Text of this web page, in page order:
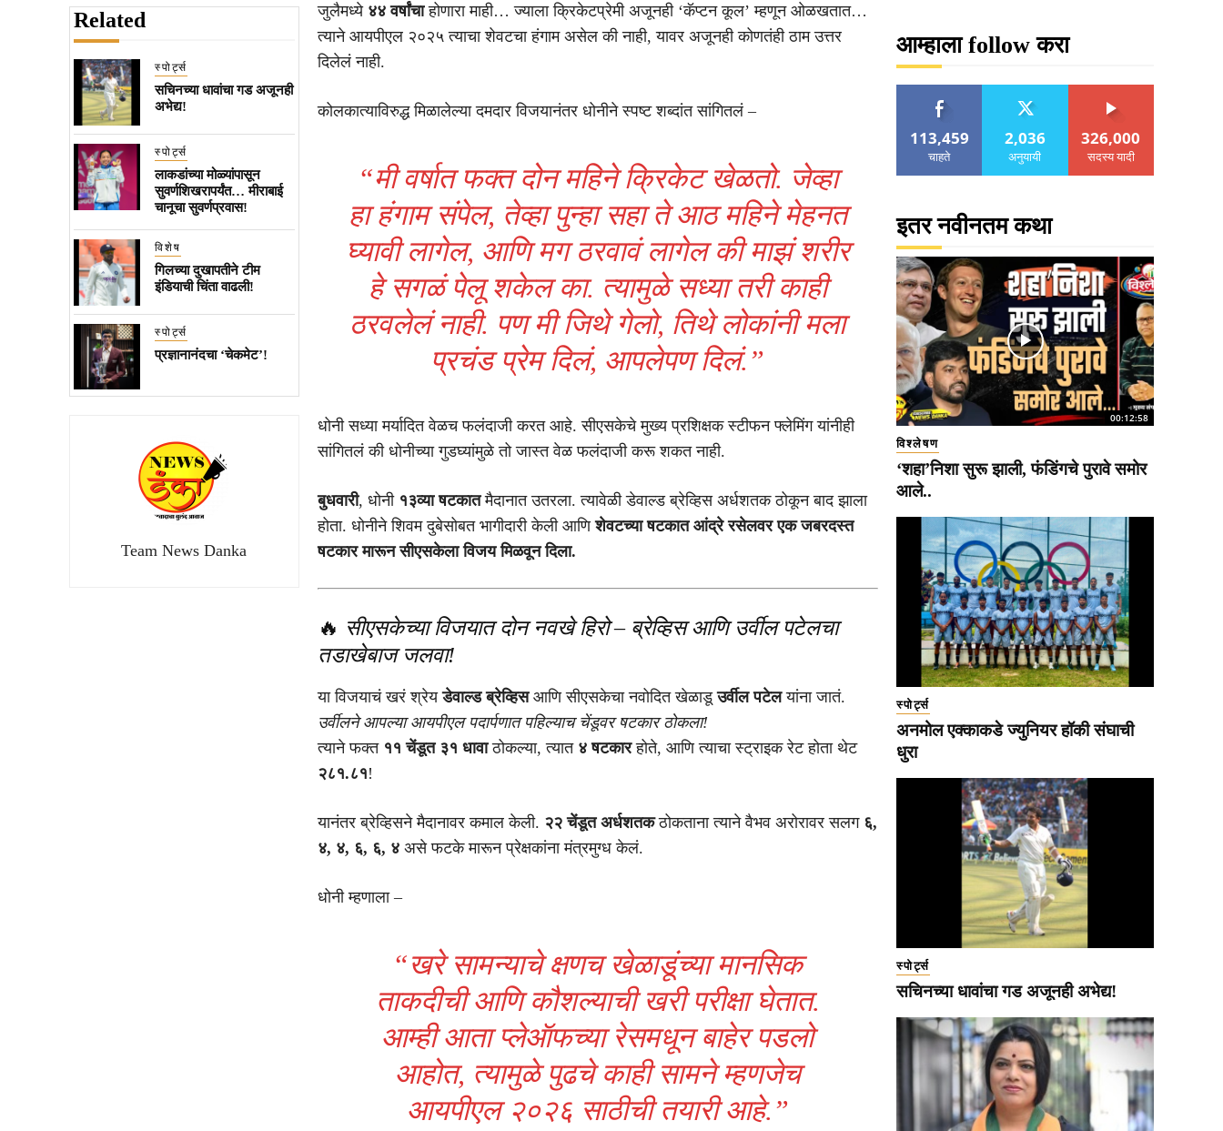
Related
स्पोर्ट्स
सचिनच्या धावांचा गड अजूनही
अभेद्य!
स्पोर्ट्स
लाकडांच्या मोळ्यांपासून
सुवर्णशिखरापर्यंत… मीराबाई
चानूचा सुवर्णप्रवास!
विशेष
गिलच्या दुखापतीने टीम
इंडियाची चिंता वाढली!
स्पोर्ट्स
प्रज्ञानानंदचा ‘चेकमेट’!
Team News Danka
जुलैमध्ये ४४ वर्षांचाहोणारा माही… ज्याला क्रिकेटप्रेमी अजूनही ‘कॅप्टन कूल’ म्हणून ओळखतात…
त्याने आयपीएल २०२५ त्याचा शेवटचा हंगाम असेल की नाही, यावर अजूनही कोणतंही ठाम उत्तर
दिलेलं नाही.
कोलकात्याविरुद्ध मिळालेल्या दमदार विजयानंतर धोनीने स्पष्ट शब्दांत सांगितलं –
“मी वर्षात फक्त दोन महिने क्रिकेट खेळतो. जेव्हा
हा हंगाम संपेल, तेव्हा पुन्हा सहा ते आठ महिने मेहनत
घ्यावी लागेल, आणि मग ठरवावं लागेल की माझं शरीर
हे सगळं पेलू शकेल का. त्यामुळे सध्या तरी काही
ठरवलेलं नाही. पण मी जिथे गेलो, तिथे लोकांनी मला
प्रचंड प्रेम दिलं, आपलेपण दिलं.”
धोनी सध्या मर्यादित वेळच फलंदाजी करत आहे. सीएसकेचे मुख्य प्रशिक्षक स्टीफन फ्लेमिंग यांनीही
सांगितलं की धोनीच्या गुडघ्यांमुळे तो जास्त वेळ फलंदाजी करू शकत नाही.
बुधवारी, धोनी १३व्या षटकातमैदानात उतरला. त्यावेळी डेवाल्ड ब्रेव्हिस अर्धशतक ठोकून बाद झाला
होता. धोनीने शिवम दुबेसोबत भागीदारी केली आणिशेवटच्या षटकात आंद्रे रसेलवर एक जबरदस्त
षटकार मारून सीएसकेला विजय मिळवून दिला.
🔥 सीएसकेच्या विजयात दोन नवखे हिरो – ब्रेव्हिस आणि उर्वील पटेलचा
तडाखेबाज जलवा!
या विजयाचं खरं श्रेयडेवाल्ड ब्रेव्हिसआणि सीएसकेचा नवोदित खेळाडूउर्वील पटेलयांना जातं.
उर्वीलने आपल्या आयपीएल पदार्पणात पहिल्याच चेंडूवर षटकार ठोकला!
त्याने फक्त ११ चेंडूत ३१ धावाठोकल्या, त्यात ४ षटकारहोते, आणि त्याचा स्ट्राइक रेट होता थेट
२८१.८१!
यानंतर ब्रेव्हिसने मैदानावर कमाल केली. २२ चेंडूत अर्धशतकठोकताना त्याने वैभव अरोरावर सलग ६,
४, ४, ६, ६, ४असे फटके मारून प्रेक्षकांना मंत्रमुग्ध केलं.
धोनी म्हणाला –
“खरे सामन्याचे क्षणच खेळाडूंच्या मानसिक
ताकदीची आणि कौशल्याची खरी परीक्षा घेतात.
आम्ही आता प्लेऑफच्या रेसमधून बाहेर पडलो
आहोत, त्यामुळे पुढचे काही सामने म्हणजेच
आयपीएल २०२६ साठीची तयारी आहे.”
आम्हाला follow करा
113,459
चाहते
2,036
अनुयायी
326,000
सदस्य यादी
इतर नवीनतम कथा
00:12:58
विश्लेषण
‘शहा’निशा सुरू झाली, फंडिंगचे पुरावे समोर
आले..
स्पोर्ट्स
अनमोल एक्काकडे ज्युनियर हॉकी संघाची
धुरा
स्पोर्ट्स
सचिनच्या धावांचा गड अजूनही अभेद्य!